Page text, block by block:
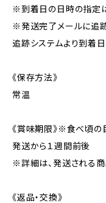
※到着日の日時の指定
※発送完了メールに追
追跡システムより到着
《保存方法》
常温
《賞味期限》※食べ頃の
発送から１週間前後
※詳細は、発送される
《返品・交換》